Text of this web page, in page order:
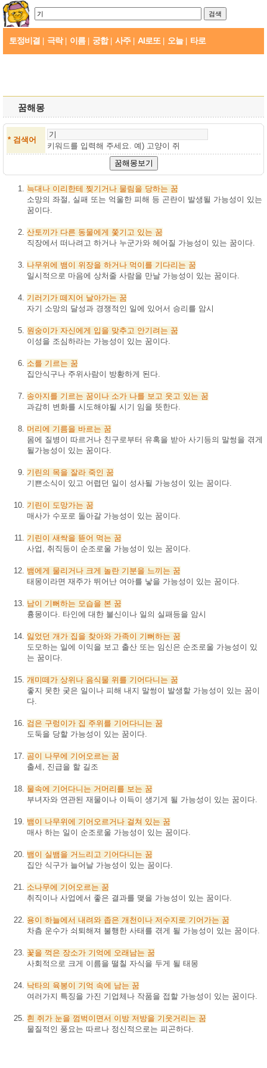
토정비결 극락 이름 궁합 사주 AI로또 오늘 타로
꿈해몽
* 검색어
키워드를 입력해 주세요. 예) 고양이 쥐
늑대나 이리한테 찢기거나 물림을 당하는 꿈
소망의 좌절, 실패 또는 억울한 피해 등 곤란이 발생될 가능성이 있는
꿈이다.
산토끼가 다른 동물에게 쫓기고 있는 꿈
직장에서 떠나려고 하거나 누군가와 헤어질 가능성이 있는 꿈이다.
나무위에 뱀이 위장을 하거나 먹이를 기다리는 꿈
일시적으로 마음에 상처줄 사람을 만날 가능성이 있는 꿈이다.
기러기가 떼지어 날아가는 꿈
자기 소망의 달성과 경쟁적인 일에 있어서 승리를 암시
원숭이가 자신에게 입을 맞추고 안기려는 꿈
이성을 조심하라는 가능성이 있는 꿈이다.
소를 기르는 꿈
집안식구나 주위사람이 방황하게 된다.
송아지를 기르는 꿈이나 소가 나를 보고 웃고 있는 꿈
과감히 변화를 시도해야될 시기 임을 뜻한다.
머리에 기름을 바르는 꿈
몸에 질병이 따르거나 친구로부터 유혹을 받아 사기등의 말썽을 겪게
될가능성이 있는 꿈이다.
기린의 목을 잘라 죽인 꿈
기쁜소식이 있고 어렵던 일이 성사될 가능성이 있는 꿈이다.
기린이 도망가는 꿈
매사가 수포로 돌아갈 가능성이 있는 꿈이다.
기린이 새싹을 뜯어 먹는 꿈
사업, 취직등이 순조로울 가능성이 있는 꿈이다.
뱀에게 물리거나 크게 놀란 기분을 느끼는 꿈
태몽이라면 재주가 뛰어난 여아를 낳을 가능성이 있는 꿈이다.
남이 기뻐하는 모습을 본 꿈
흉몽이다. 타인에 대한 불신이나 일의 실패등을 암시
잃었던 개가 집을 찾아와 가족이 기뻐하는 꿈
도모하는 일에 이익을 보고 출산 또는 임신은 순조로울 가능성이 있
는 꿈이다.
개미떼가 상위나 음식물 위를 기어다니는 꿈
좋지 못한 궂은 일이나 피해 내지 말썽이 발생할 가능성이 있는 꿈이
다.
검은 구렁이가 집 주위를 기어다니는 꿈
도둑을 당할 가능성이 있는 꿈이다.
곰이 나무에 기어오르는 꿈
출세, 진급을 할 길조
물속에 기어다니는 거머리를 보는 꿈
부녀자와 연관된 재물이나 이득이 생기게 될 가능성이 있는 꿈이다.
뱀이 나무위에 기어오르거나 걸쳐 있는 꿈
매사 하는 일이 순조로울 가능성이 있는 꿈이다.
뱀이 실뱀을 거느리고 기어다니는 꿈
집안 식구가 늘어날 가능성이 있는 꿈이다.
소나무에 기어오르는 꿈
취직이나 사업에서 좋은 결과를 맺을 가능성이 있는 꿈이다.
용이 하늘에서 내려와 좁은 개천이나 저수지로 기어가는 꿈
차츰 운수가 쇠퇴해져 불행한 사태를 겪게 될 가능성이 있는 꿈이다.
꽃을 꺽은 장소가 기억에 오래남는 꿈
사회적으로 크게 이름을 떨칠 자식을 두게 될 태몽
낙타의 육봉이 기억 속에 남는 꿈
여러가지 특징을 가진 기업체나 작품을 접할 가능성이 있는 꿈이다.
흰 쥐가 눈을 껌벅이면서 이방 저방을 기웃거리는 꿈
물질적인 풍요는 따르나 정신적으로는 피곤하다.